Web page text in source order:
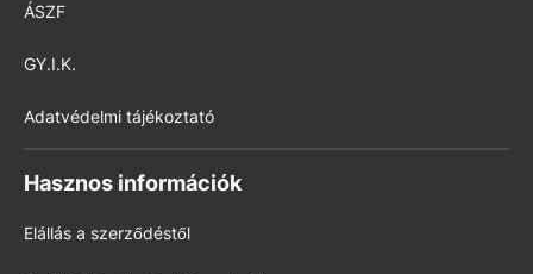
ÁSZF
GY.I.K.
Adatvédelmi tájékoztató
Hasznos információk
Elállás a szerződéstől